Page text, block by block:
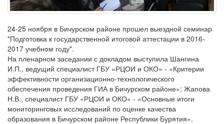
24-25 ноября в Бичурском районе прошел выездной семинар
"Подготовка к государственной итоговой аттестации в 2016-
2017 учебном году".
На пленарном заседании с докладом выступила Шангина
И.П., ведущий специалист ГБУ «РЦОИ и ОКО» - «Критерии
эффективности организационно-технологического
обеспечения проведения ГИА в Бичурском районе»; Жапова
Н.В., специалист ГБУ «РЦОИ и ОКО» - «Основные итоги
мониторинговых исследований по оценке качества
образования в Бичурском районе Республики Бурятия».